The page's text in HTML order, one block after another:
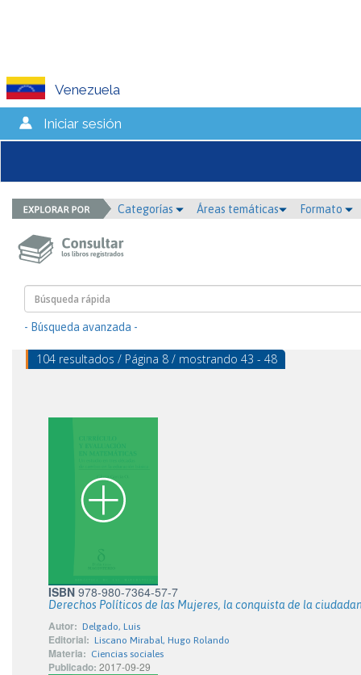
Venezuela
Iniciar sesión
Categorías Áreas temáticas Formato
- Búsqueda avanzada -
104 resultados / Página 8 / mostrando 43 - 48
ISBN 978-980-7364-57-7
Derechos Políticos de las Mujeres, la conquista de la
Autor: Delgado, Luis
Editorial: Liscano Mirabal, Hugo Rolando
Materia: Ciencias sociales
Publicado: 2017-09-29